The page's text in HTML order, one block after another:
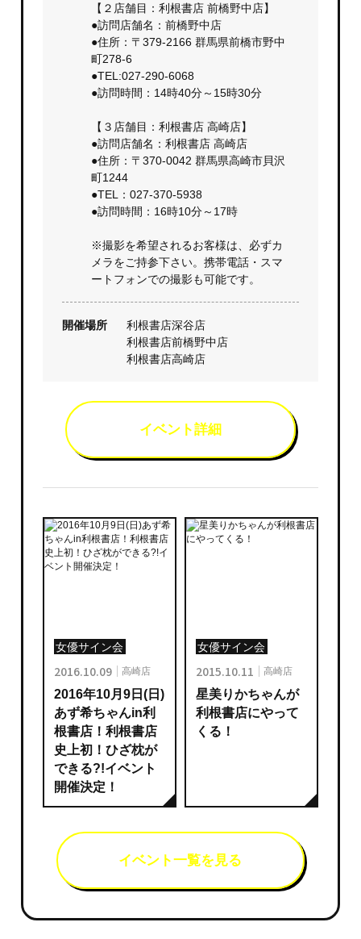
【２店舗目：利根書店 前橋野中店】
●訪問店舗名：前橋野中店
●住所：〒379-2166 群馬県前橋市野中
町278-6
●TEL:027-290-6068
●訪問時間：14時40分～15時30分
【３店舗目：利根書店 高崎店】
●訪問店舗名：利根書店 高崎店
●住所：〒370-0042 群馬県高崎市貝沢
町1244
●TEL：027-370-5938
●訪問時間：16時10分～17時
※撮影を希望されるお客様は、必ずカ
メラをご持参下さい。携帯電話・スマ
ートフォンでの撮影も可能です。
開催場所
利根書店深谷店
利根書店前橋野中店
利根書店高崎店
イベント詳細
女優サイン会
2016.10.09 高崎店
2016年10月9日(日)
あず希ちゃんin利
根書店！利根書店
史上初！ひざ枕が
できる?!イベント
開催決定！
女優サイン会
2015.10.11 高崎店
星美りかちゃんが
利根書店にやって
くる！
イベント一覧を見る